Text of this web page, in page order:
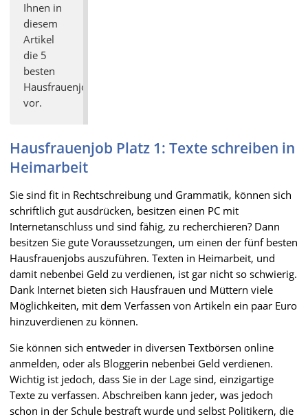
Ihnen in
diesem
Artikel
die 5
besten
Hausfrauenjobs
vor.
Hausfrauenjob Platz 1: Texte schreiben in
Heimarbeit
Sie sind fit in Rechtschreibung und Grammatik, können sich
schriftlich gut ausdrücken, besitzen einen PC mit
Internetanschluss und sind fähig, zu recherchieren? Dann
besitzen Sie gute Voraussetzungen, um einen der fünf besten
Hausfrauenjobs auszuführen. Texten in Heimarbeit, und
damit nebenbei Geld zu verdienen, ist gar nicht so schwierig.
Dank Internet bieten sich Hausfrauen und Müttern viele
Möglichkeiten, mit dem Verfassen von Artikeln ein paar Euro
hinzuverdienen zu können.
Sie können sich entweder in diversen Textbörsen online
anmelden, oder als Bloggerin nebenbei Geld verdienen.
Wichtig ist jedoch, dass Sie in der Lage sind, einzigartige
Texte zu verfassen. Abschreiben kann jeder, was jedoch
schon in der Schule bestraft wurde und selbst Politikern, die